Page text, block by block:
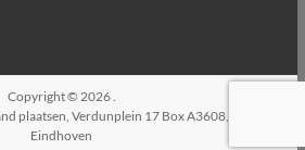
Copyright © 2026
plaatsen, Verdunplein 17 Box A3608, 5627SZ,
Eindhoven